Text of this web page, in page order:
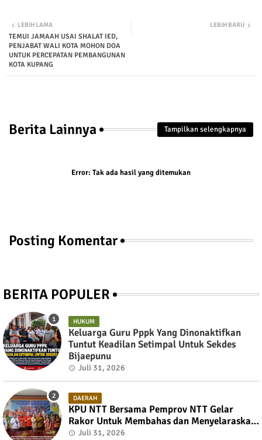
ter
LEBIH BARU
LEBIH LAMA
TEMUI JAMAAH USAI SHALAT IED,
PENJABAT WALI KOTA MOHON DOA
UNTUK PERCEPATAN PEMBANGUNAN
KOTA KUPANG
Berita Lainnya Tampilkan selengkapnya
Error: Tak ada hasil yang ditemukan
Posting Komentar
BERITA POPULER
HUKUM
Keluarga Guru Pppk Yang Dinonaktifkan
Tuntut Keadilan Setimpal Untuk Sekdes
Bijaepunu
Juli 31, 2026
DAERAH
KPU NTT Bersama Pemprov NTT Gelar
Rakor Untuk Membahas dan Menyelaraskan
Draft Nota Kesepahaman
Juli 31, 2026